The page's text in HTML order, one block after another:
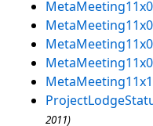
2011)